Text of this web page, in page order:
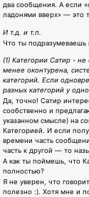
два сообщения. А если
ладонями вверх» — это
И т.д. и т.п.
Что ты подразумеваешь
(1) Категории Сатир -
менее оконтурена,
категорий. Если
разных категорий у
Да, точно! Сатир
сообственно и
указанном смысле) на
Категорией. И если
времени часть
часть к другой — то
А как ты поймешь, что
полностью?
Я не уверен, что
полезно :). Хотя мне и